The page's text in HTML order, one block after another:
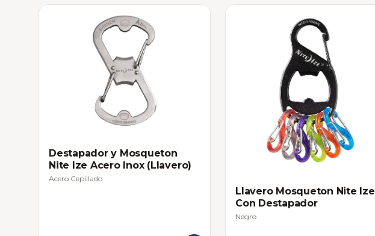
Destapador y Mosqueton
Nite Ize Acero Inox (Llavero)
Acero Cepillado
Llavero Mosqueton Nite Ize
Con Destapador
Negro